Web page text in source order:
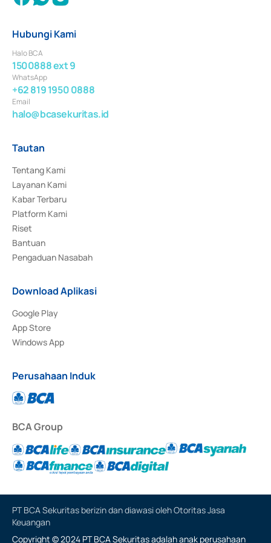
Hubungi Kami
Halo BCA
1500888 ext 9
WhatsApp
+62 819 1950 0888
Email
halo@bcasekuritas.id
Tautan
Tentang Kami
Layanan Kami
Kabar Terbaru
Platform Kami
Riset
Bantuan
Pengaduan Nasabah
Download Aplikasi
Google Play
App Store
Windows App
Perusahaan Induk
BCA Group
PT BCA Sekuritas berizin dan diawasi oleh Otoritas Jasa
Keuangan
Copyright © 2024 PT BCA Sekuritas adalah anak perusahaan